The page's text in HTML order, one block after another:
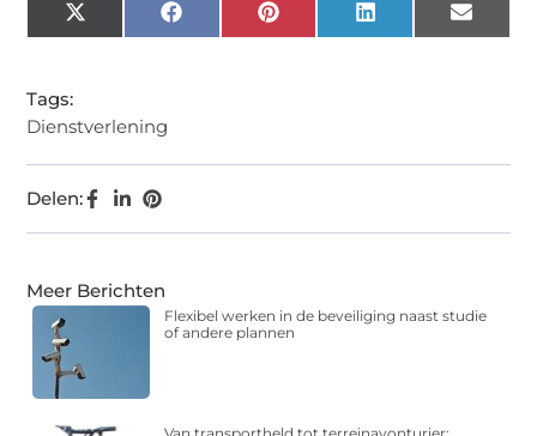
X
Facebook Pinterest LinkedIn Email
Tags:
Dienstverlening
Delen:
Meer Berichten
Flexibel werken in de beveiliging naast studie
of andere plannen